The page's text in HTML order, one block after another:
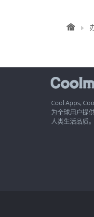
Cool Apps,
为全球用户提
人类生活品质。